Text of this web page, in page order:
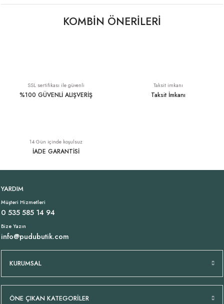
KOMBİN ÖNERİLERİ
789,00 TL
799,00 TL
Tükendi
Tükendi
1.949,00 TL 1.099,00 TL
SSL sertifikası ile güvenli
%100 GÜVENLİ ALIŞVERİŞ
Taksit imkanı
Taksit İmkanı
14 Gün içinde koşulsuz
İADE GARANTİSİ
YARDIM
Müşteri Hizmetleri
0 535 585 14 94
Bize Yazın
info@pudubutik.com
KURUMSAL
ÖNE ÇIKAN KATEGORİLER